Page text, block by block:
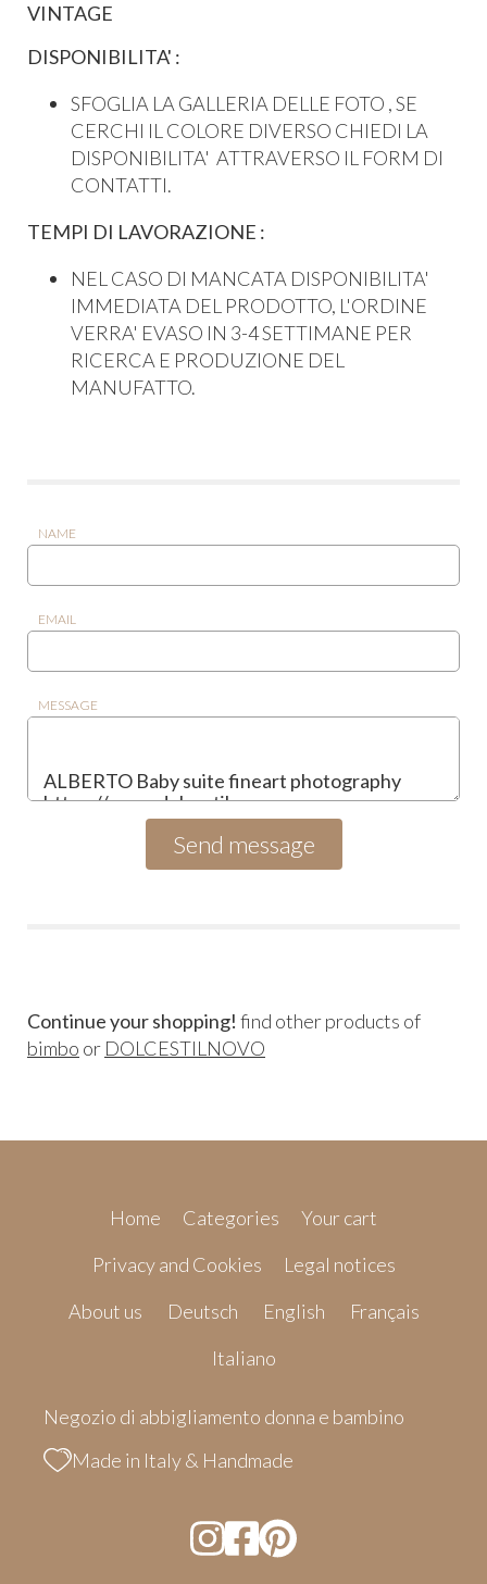
VINTAGE
DISPONIBILITA' :
SFOGLIA LA GALLERIA DELLE FOTO , SE
CERCHI IL COLORE DIVERSO CHIEDI LA
DISPONIBILITA' ATTRAVERSO IL FORM DI
CONTATTI.
TEMPI DI LAVORAZIONE :
NEL CASO DI MANCATA DISPONIBILITA'
IMMEDIATA DEL PRODOTTO, L'ORDINE
VERRA' EVASO IN 3-4 SETTIMANE PER
RICERCA E PRODUZIONE DEL
MANUFATTO.
NAME
EMAIL
MESSAGE
Continue your shopping! find other products of
bimbo or DOLCESTILNOVO
Home Categories
Your cart
Privacy and Cookies
Legal notices
About us
Deutsch English
Français
Italiano
Negozio di abbigliamento donna e bambino
Made in Italy & Handmade